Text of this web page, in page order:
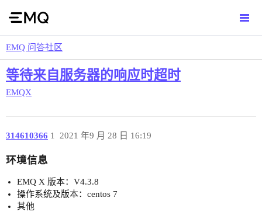
EMQ 问答社区
等待来自服务器的响应时超时
EMQX
314610366 2021 年9 月 28 日 16:19
1
环境信息
EMQ X 版本：V4.3.8
操作系统及版本：centos 7
其他